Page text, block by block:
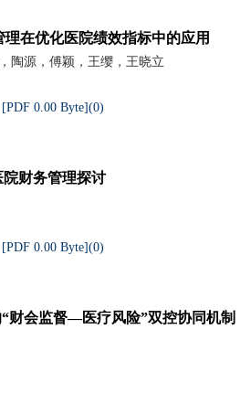
在优化医院绩效指标中的应用
陶源，傅颖，王缨，王晓立
[PDF 0.00 Byte](0)
财务管理探讨
[PDF 0.00 Byte](0)
财会监督—医疗风险”双控协同机制